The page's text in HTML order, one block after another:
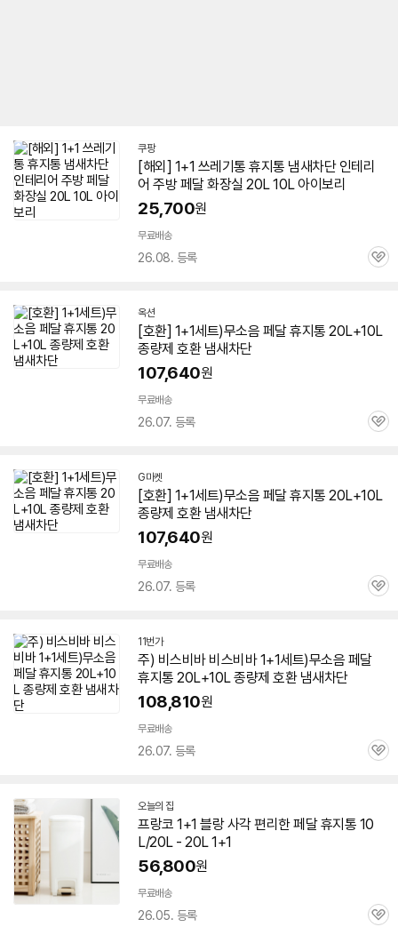
쿠팡
[해외] 1+1 쓰레기통 휴지통 냄새차단 인테리
어 주방페달화장실 20L 10L 아이보리
25,700원
무료배송
26.08. 등록
관
옥션
[호환] 1+1세트)무소음 페달휴지통 20L+10L
종량제 호환 냄새차단
107,640원
무료배송
26.07. 등록
관
G마켓
[호환] 1+1세트)무소음 페달휴지통 20L+10L
종량제 호환 냄새차단
107,640원
무료배송
26.07. 등록
관
11번가
주) 비스비바 비스비바1+1세트)무소음 페달
휴지통 20L+10L 종량제 호환 냄새차단
108,810원
무료배송
26.07. 등록
관
오늘의 집
프랑코 1+1 블랑 사각 편리한페달휴지통 10
L/20L - 20L1+1
56,800원
무료배송
26.05. 등록
관